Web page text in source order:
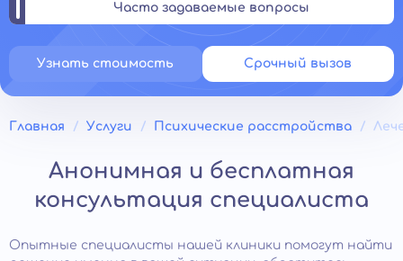
Часто задаваемые вопросы
Узнать стоимость Срочный вызов
Главная Услуги Психические расстройства
Анонимная и бесплатная
консультация специалиста
Опытные специалисты нашей клиники помогут найти